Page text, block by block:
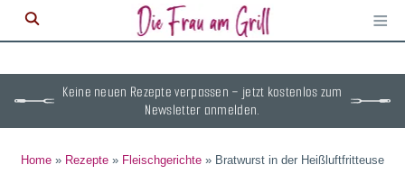
≡
Keine neuen Rezepte verpassen – jetzt kostenlos zum
Newsletter anmelden.
Home » Rezepte » Fleischgerichte » Bratwurst in der Heißluftfritteuse